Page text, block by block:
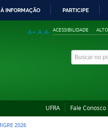
INFORMAÇÃO PARTICIPE
ACESSIBILIDADE
A+ A A-
UFRA Fale Conosco
2026